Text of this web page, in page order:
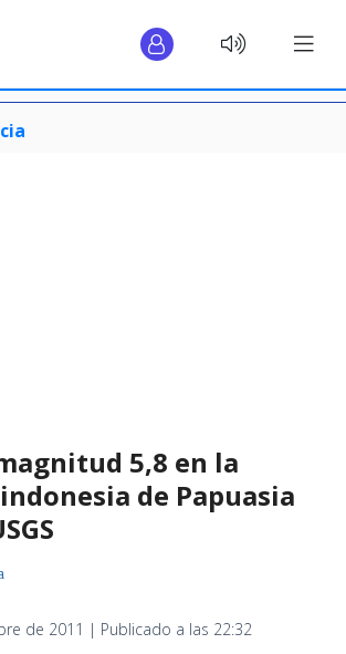
5,8 en la
de Papuasia
de 2011 | Publicado a las 22:32